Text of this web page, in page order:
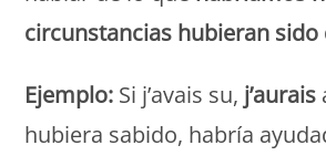
circunstancias hubieran
Ejemplo: Si j’avais su, j’aurais
hubiera sabido, habría